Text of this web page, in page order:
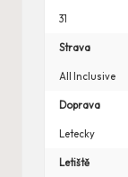
31
Strava
All Inclusive
Doprava
Letecky
Letiště